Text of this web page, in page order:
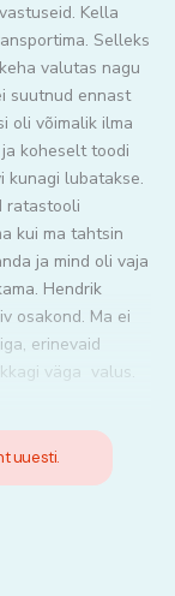
Kella
Selleks
valutas nagu
suutnud ennast
oli võimalik ilma
koheselt toodi
kunagi lubatakse.
ratastooli
kui ma tahtsin
ja mind oli vaja
Hendrik
osakond. Ma ei
erinevaid
väga valus.
uuesti.